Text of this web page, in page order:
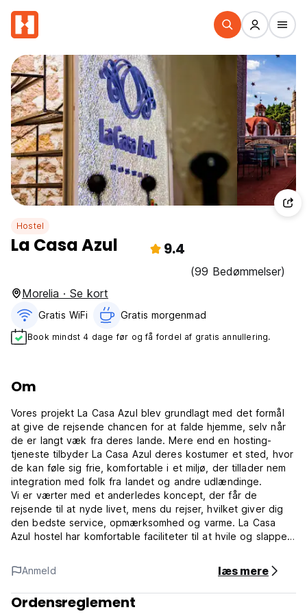
Hostel
La Casa Azul 9.4
(99 Bedømmelser)
Morelia · Se kort
Gratis WiFi Gratis morgenmad‎
Book mindst 4 dage før og få fordel af gratis annullering.
Om
Vores projekt La Casa Azul blev grundlagt med det formål
at give de rejsende chancen for at falde hjemme, selv når
de er langt væk fra deres lande. Mere end en hosting-
tjeneste tilbyder La Casa Azul deres kostumer et sted, hvor
de kan føle sig frie, komfortable i et miljø, der tillader nem
integration med folk fra landet og andre udlændinge.
Vi er værter med et anderledes koncept, der får de
rejsende til at nyde livet, mens du rejser, hvilket giver dig
den bedste service, opmærksomhed og varme. La Casa
Azul hostel har komfortable faciliteter til at hvile og slappe
Vores hostel er beliggende i kolonibyen Morelia
(Michoacán, Mexico), også kendt som byen for det
lyserøde stenbrud. Vi ligger lige i Det Historiske Centrum,
Anmeld læs mere
Ordensreglement